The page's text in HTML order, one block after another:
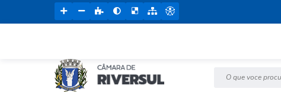
O que voce